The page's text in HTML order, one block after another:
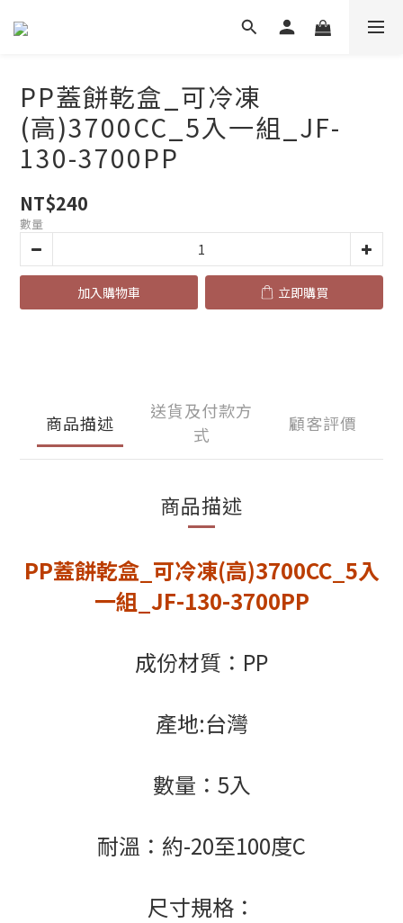
PP蓋餅乾盒_可冷凍
(高)3700CC_5入一組_JF-
130-3700PP
NT$240
數量
加入購物車 立即購買
商品描述
送貨及付款方
式
顧客評價
商品描述
PP蓋餅乾盒_可冷凍(高)3700CC_5入
一組_JF-130-3700PP
成份材質：PP
產地:台灣
數量：5入
耐溫：約-20至100度C
尺寸規格：